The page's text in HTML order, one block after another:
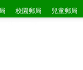
校園郵局 兒童郵局